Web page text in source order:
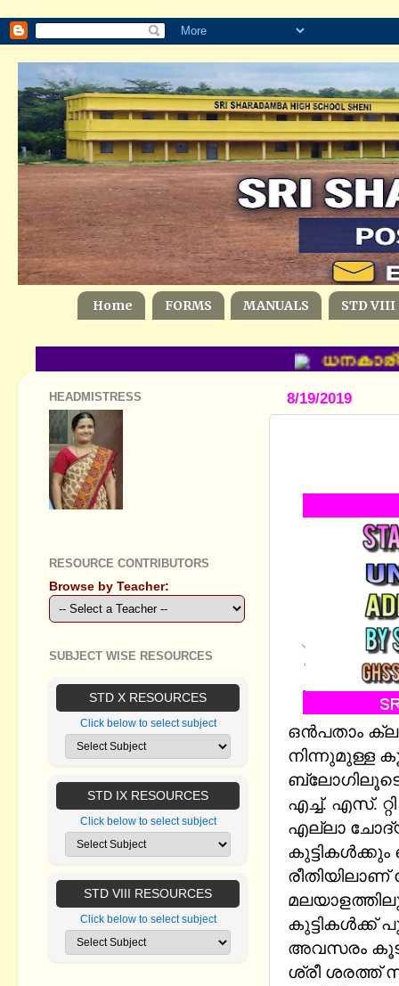
Home FORMS MANUALS STD VIII
ധനകാര്യ
8/19/2019
ഒൻപതാം
നിന്നുമുള്ള
എച്ച്. എസ്. റ്റി
എല്ലാ
കുട്ടികൾക്ക്
അവസരം
ശ്രീ ശരത്ത്
HEADMISTRESS
RESOURCE CONTRIBUTORS
Browse by Teacher:
SUBJECT WISE RESOURCES
STD X RESOURCES
Click below to select subject
STD IX RESOURCES
Click below to select subject
STD VIII RESOURCES
Click below to select subject